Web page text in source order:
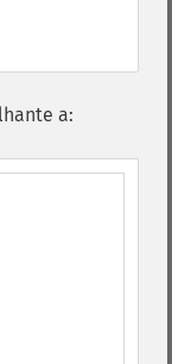
a: